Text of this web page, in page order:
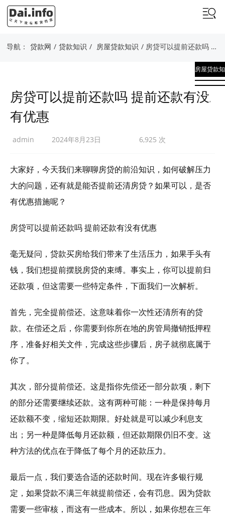
导航： 贷款网 / 贷款知识 / 房屋贷款知识 / 房贷可以提前还款吗 提前还款有没有优惠
房屋贷款知
识
,
房贷可以提前还款吗 提前还款有没
有优惠
admin 2024年8月23日 6,925 次
大家好，今天我们来聊聊房贷的前沿知识，如何破解压力
大的问题，还有就是能否提前还清房贷？如果可以，是否
有优惠措施呢？
房贷可以提前还款吗 提前还款有没有优惠
毫无疑问，贷款买房给我们带来了生活压力，如果手头有
钱，我们想提前摆脱房贷的束缚。事实上，你可以提前归
还款项，但这需要一些特定条件，下面我们一次解析。
首先，完全提前偿还。这意味着你一次性还清所有的贷
款。在偿还之后，你需要到你所在地的房管局撤销抵押程
序，准备好相关文件，完成这些步骤后，房子就彻底属于
你了。
其次，部分提前偿还。这是指你先偿还一部分款项，剩下
的部分还需要继续还款。这有两种可能：一种是保持每月
还款额不变，缩短还款期限。好处就是可以减少利息支
出；另一种是降低每月还款额，但还款期限仍旧不变。这
种方法的优点在于降低了每个月的还款压力。
最后一点，我们要选合适的还款时间。现在许多银行规
定，如果贷款不满三年就提前偿还，会有罚息。因为贷款
需要一些审核，而这有一些成本。所以，如果你想在三年